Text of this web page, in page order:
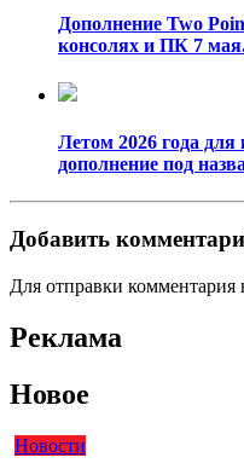
Дополнение Two
консолях и ПК 7
Летом 2026 года
дополнение под
Добавить
Для отправки комментария
Реклама
Новое
Новости